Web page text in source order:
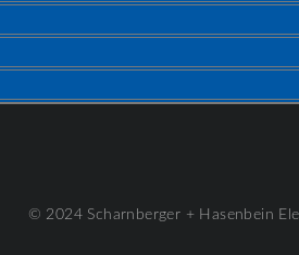
© 2024 Scharnberger + Hasenbein